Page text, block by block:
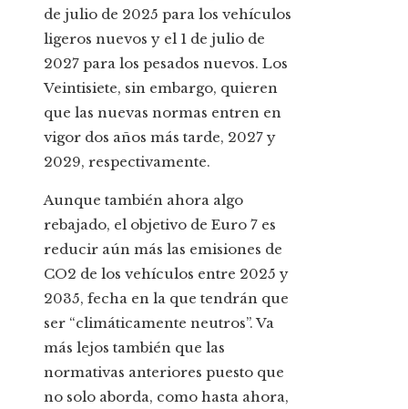
de julio de 2025 para los vehículos
ligeros nuevos y el 1 de julio de
2027 para los pesados nuevos. Los
Veintisiete, sin embargo, quieren
que las nuevas normas entren en
vigor dos años más tarde, 2027 y
2029, respectivamente.
Aunque también ahora algo
rebajado, el objetivo de Euro 7 es
reducir aún más las emisiones de
CO2 de los vehículos entre 2025 y
2035, fecha en la que tendrán que
ser “climáticamente neutros”. Va
más lejos también que las
normativas anteriores puesto que
no solo aborda, como hasta ahora,